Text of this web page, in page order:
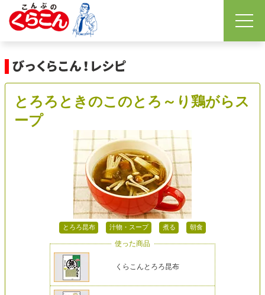
とろろときのこのとろ～り鶏がらス
ープ
とろろ昆布 汁物・スープ 煮る 朝食
使った商品
くらこんとろろ昆布